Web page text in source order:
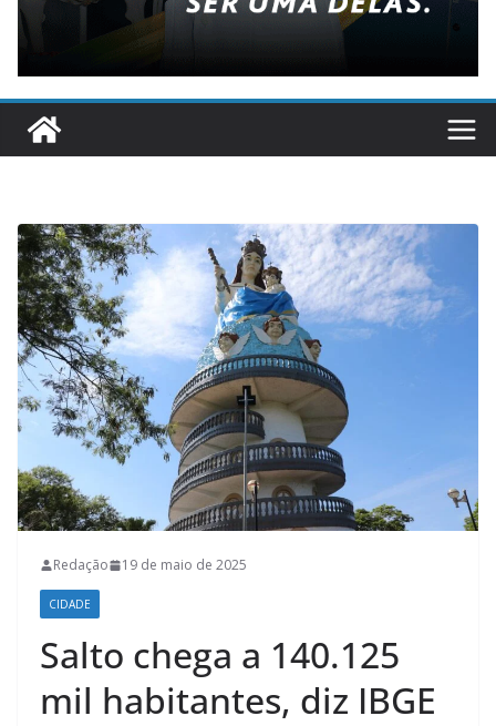
Redação 19 de maio de 2025
CIDADE
Salto chega a 140.125
mil habitantes, diz IBGE